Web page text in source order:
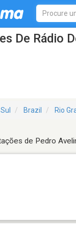
De Rádio
Brazil Rio
de Pedro